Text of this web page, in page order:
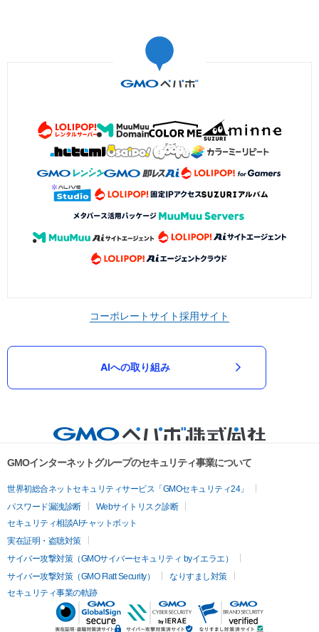
コーポレートサイト採用サイト
AIへの取り組み
GMOインターネットグループのセキュリティ事業について
世界初総合ネットセキュリティサービス「GMOセキュリティ24」
パスワード漏洩診断
Webサイトリスク診断
セキュリティ相談AIチャットボット
実在証明・盗聴対策
サイバー攻撃対策（GMOサイバーセキュリティ byイエラエ）
サイバー攻撃対策（GMO Flatt Security）
なりすまし対策
セキュリティ事業の軌跡